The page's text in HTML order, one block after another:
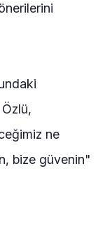
Özlü,
ne
bize güvenin"